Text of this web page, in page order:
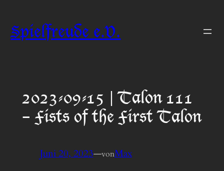
Inhalt
springen
Spielfreude e.V.
2023-09-15 | Talon 111
– Fists of the First Talon
Juni 20, 2023—vonMax